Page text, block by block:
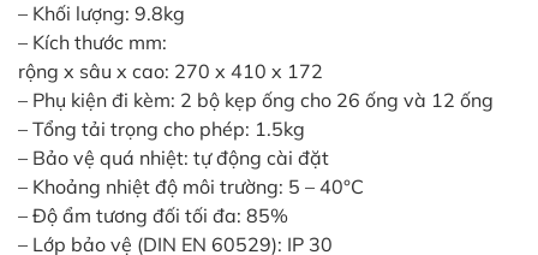
– Khối lượng: 9.8kg
– Kích thước mm:
rộng x sâu x cao: 270 x 410 x 172
– Phụ kiện đi kèm: 2 bộ kẹp ống cho 26 ống và 12 ống
– Tổng tải trọng cho phép: 1.5kg
– Bảo vệ quá nhiệt: tự động cài đặt
– Khoảng nhiệt độ môi trường: 5 – 40°C
– Độ ẩm tương đối tối đa: 85%
– Lớp bảo vệ (DIN EN 60529): IP 30